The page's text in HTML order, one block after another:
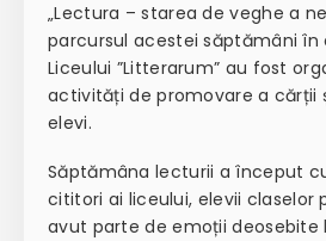
„Lectura – starea de veghe a
parcursul acestei săptămâni în
Liceului ”Litterarum” au fost
activități de promovare a cărții
elevi.
Săptămâna lecturii a început
cititori ai liceului, elevii claselor
avut parte de emoții deosebite